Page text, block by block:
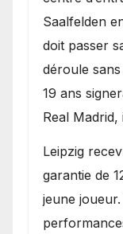
Saalfelden
doit passer
déroule
19 ans
Real
Leipzig
garantie de
jeune